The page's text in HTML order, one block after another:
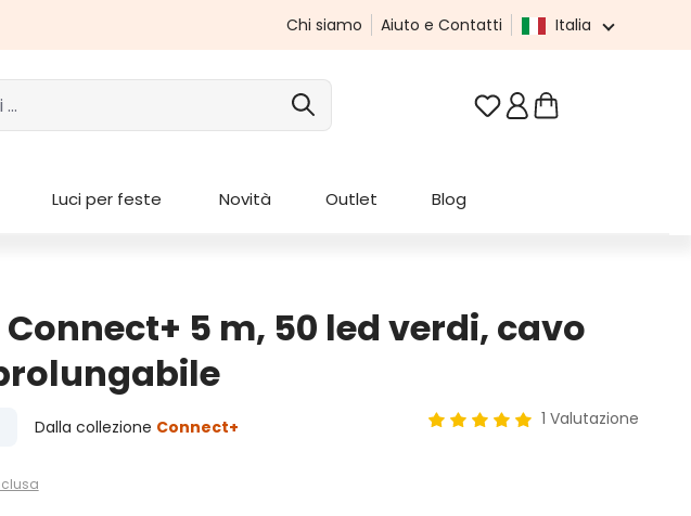
Chi siamo Aiuto e Contatti Italia
Hai 0 articoli nella
Luci per feste Novità Outlet Blog
5 m, 50 led verdi, cavo
Dalla collezione Connect+ 1 Valutazione